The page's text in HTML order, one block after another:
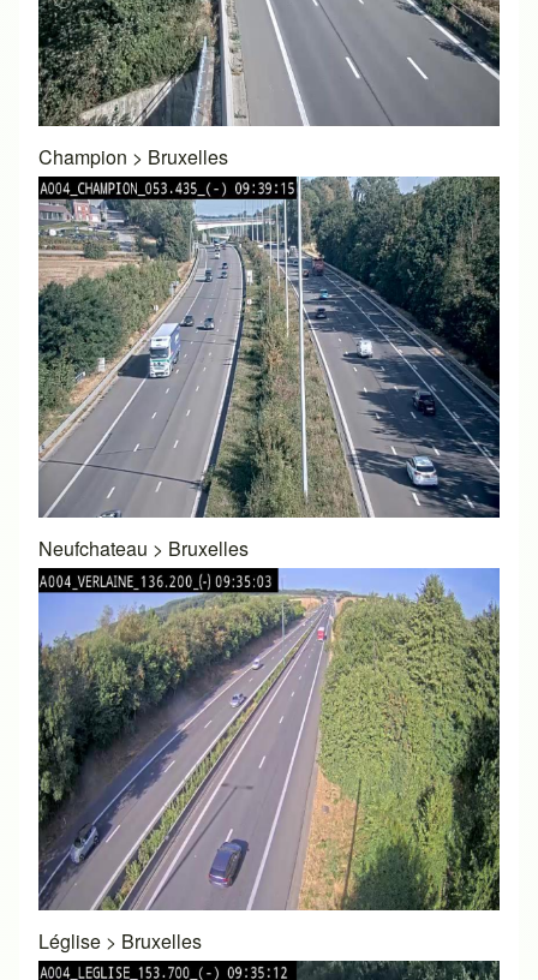
Champion > Bruxelles
Neufchateau > Bruxelles
Léglise > Bruxelles